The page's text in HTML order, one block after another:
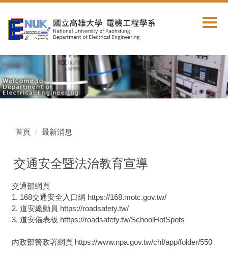
到
內
容
區
首頁 最新消息
交通安全暨法治教育宣導
交通部網頁
1. 168交通安全入口網 https://168.motc.gov.tw/
2. 道安總動員 https://roadsafety.tw/
3. 道安儀表板 htttps://roadsafety.tw/SchoolHotSpots
內政部警政署網頁 https://www.npa.gov.tw/chf/app/folder/550